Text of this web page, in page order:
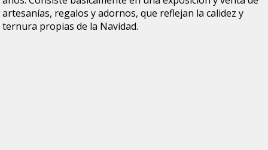
artesanías, regalos y adornos, que reflejan la calidez y
ternura propias de la Navidad.